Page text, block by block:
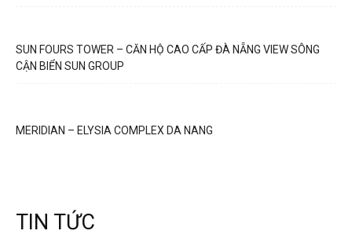
SUN FOURS TOWER – CĂN HỘ CAO CẤP ĐÀ NẴNG VIEW SÔNG
CẬN BIỂN SUN GROUP
MERIDIAN – ELYSIA COMPLEX DA NANG
TIN TỨC